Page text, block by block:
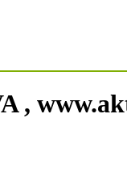
,